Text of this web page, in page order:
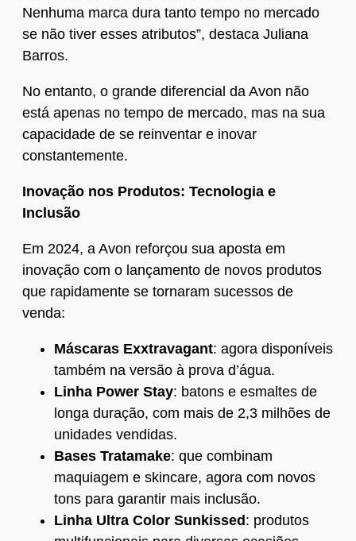
Nenhuma marca dura tanto tempo no mercado
se não tiver esses atributos”, destaca Juliana
Barros.
No entanto, o grande diferencial da Avon não
está apenas no tempo de mercado, mas na sua
capacidade de se reinventar e inovar
constantemente.
Inovação nos Produtos: Tecnologia e
Inclusão
Em 2024, a Avon reforçou sua aposta em
inovação com o lançamento de novos produtos
que rapidamente se tornaram sucessos de
venda:
Máscaras Exxtravagant: agora disponíveis
também na versão à prova d’água.
Linha Power Stay: batons e esmaltes de
longa duração, com mais de 2,3 milhões de
unidades vendidas.
Bases Tratamake: que combinam
maquiagem e skincare, agora com novos
tons para garantir mais inclusão.
Linha Ultra Color Sunkissed : produtos